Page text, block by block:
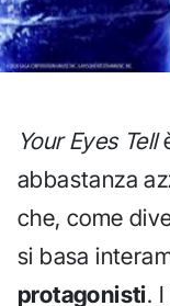
Your Eyes Tell
abbastanza
che, come
si basa
protagonisti.